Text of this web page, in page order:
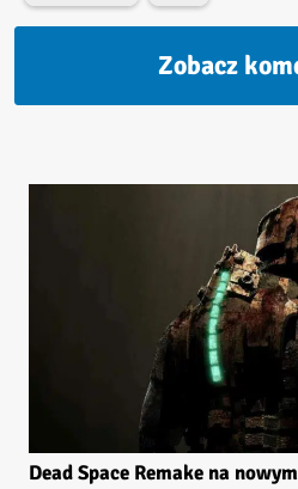
Zobacz
Dead Space Remake na